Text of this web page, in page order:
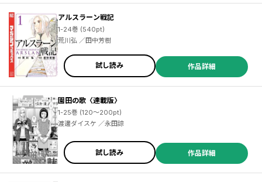
アルスラーン戦記
1-24巻 (540pt)
荒川弘 ／田中芳樹
試し読み 作品詳細
園田の歌〈連載版〉
1-25巻 (120～200pt)
渡邊ダイスケ ／永田諒
試し読み 作品詳細